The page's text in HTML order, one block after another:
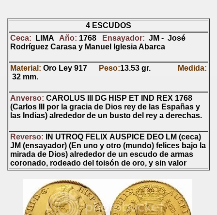
4 ESCUDOS
Ceca:
LIMA Año: 1768 Ensayador: JM - José
Rodríguez Carasa y Manuel Iglesia Abarca
Material: Oro Ley 917 Peso:13.53 gr.
Medida:
32 mm.
Anverso: CAROLUS III DG HISP ET IND REX 1768
(Carlos III por la gracia de Dios rey de las Españas y
las Indias) alrededor de un busto del rey a derechas.
Reverso: IN UTROQ FELIX AUSPICE DEO LM (ceca)
JM (ensayador) (En uno y otro (mundo) felices bajo la
mirada de Dios) alrededor de un escudo de armas
coronado, rodeado del toisón de oro, y sin valor